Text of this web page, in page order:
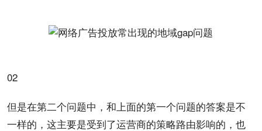
02
但是在第二个问题中，和上面的第一个问题的答案是不
一样的，这主要是受到了运营商的策略路由影响的，也